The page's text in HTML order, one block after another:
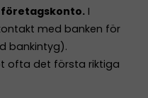
I
med banken för
bankintyg).
ofta det första riktiga